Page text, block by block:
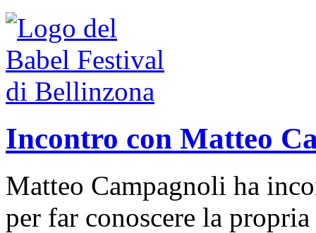
Incontro con Matteo
Matteo Campagnoli ha
per far conoscere la